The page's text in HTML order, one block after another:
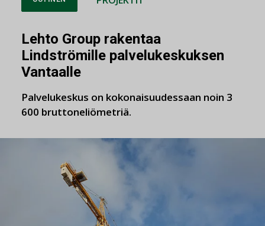
Lehto Group rakentaa
Lindströmille palvelukeskuksen
Vantaalle
Palvelukeskus on kokonaisuudessaan noin 3
600 bruttoneliömetriä.